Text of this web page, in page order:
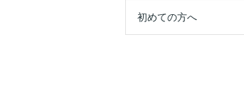
初めての方へ